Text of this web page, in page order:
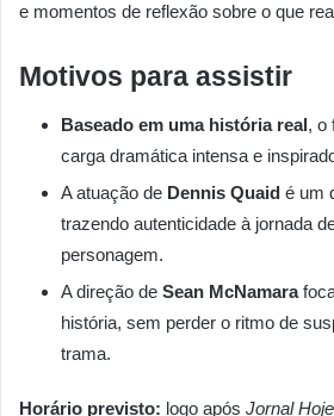
e momentos de reflexão sobre o que
Motivos para assistir
Baseado em uma história real, o
carga dramática intensa e
A atuação de Dennis Quaid é um
trazendo autenticidade à jornada
personagem.
A direção de Sean McNamara
história, sem perder o ritmo de
trama.
Horário previsto: logo após Jornal Hoje